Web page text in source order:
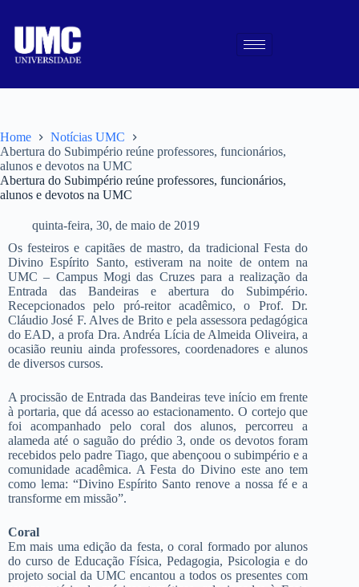
Home
Notícias UMC
Abertura do Subimpério reúne professores, funcionários,
alunos e devotos na UMC
Abertura do Subimpério reúne professores, funcionários,
alunos e devotos na UMC
quinta-feira, 30, de maio de 2019
Os festeiros e capitães de mastro, da tradicional Festa do
Divino Espírito Santo, estiveram na noite de ontem na
UMC – Campus Mogi das Cruzes para a realização da
Entrada das Bandeiras e abertura do Subimpério.
Recepcionados pelo pró-reitor acadêmico, o Prof. Dr.
Cláudio José F. Alves de Brito e pela assessora pedagógica
do EAD, a profa Dra. Andréa Lícia de Almeida Oliveira, a
ocasião reuniu ainda professores, coordenadores e alunos
de diversos cursos.
A procissão de Entrada das Bandeiras teve início em frente
à portaria, que dá acesso ao estacionamento. O cortejo que
foi acompanhado pelo coral dos alunos, percorreu a
alameda até o saguão do prédio 3, onde os devotos foram
recebidos pelo padre Tiago, que abençoou o subimpério e a
comunidade acadêmica. A Festa do Divino este ano tem
como lema: “Divino Espírito Santo renove a nossa fé e a
transforme em missão”.
Coral
Em mais uma edição da festa, o coral formado por alunos
do curso de Educação Física, Pedagogia, Psicologia e do
projeto social da UMC encantou a todos os presentes com